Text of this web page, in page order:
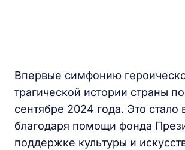
Впервые симфонию
трагической истории страны
сентябре 2024 года. Это
благодаря помощи фонда
поддержке культуры и